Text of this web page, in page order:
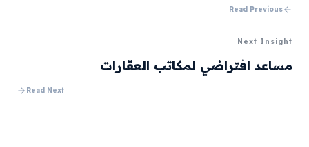
Read Previous
Next Insight
مساعد افتراضي لمكاتب العقارات
Read Next